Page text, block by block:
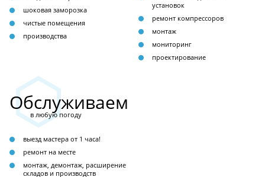
шоковая заморозка
чистые помещения
производства
установок
ремонт компрессоров
монтаж
мониторинг
проектирование
Обслуживаем
в любую погоду
выезд мастера от 1 часа!
ремонт на месте
монтаж, демонтаж, расширение
складов и производств